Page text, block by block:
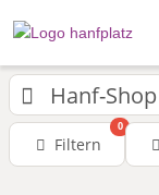
Hanf-Shop
Filtern
0